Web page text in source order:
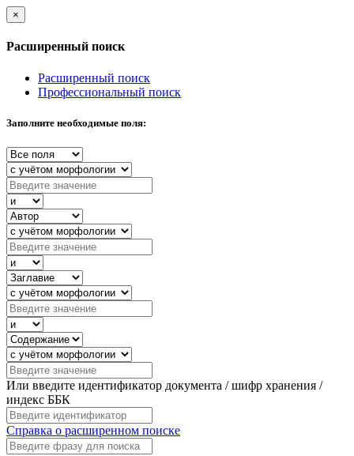
×
Расширенный поиск
Расширенный поиск
Профессиональный поиск
Заполните необходимые поля:
Или введите идентификатор документа / шифр хранения /
индекс ББК
Справка о расширенном поиске